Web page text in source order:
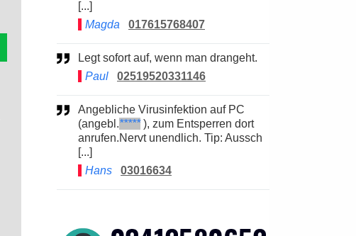
[...]
Magda
017615768407
Legt sofort auf, wenn man drangeht.
Paul
02519520331146
Angebliche Virusinfektion auf PC
(angebl.*****), zum Entsperren dort
anrufen.Nervt unendlich. Tip: Aussch
[...]
Hans
03016634